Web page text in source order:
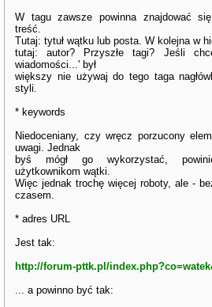
W tagu zawsze powinna znajdować
treść.
Tutaj: tytuł wątku lub posta. W kolejna w
tutaj: autor? Przyszłe tagi? Jeśli
wiadomości...' był
większy nie używaj do tego taga
styli.
* keywords
Niedoceniany, czy wręcz porzucony
uwagi. Jednak
byś mógł go wykorzystać,
użytkownikom wątki.
Więc jednak trochę więcej roboty, ale -
czasem.
* adres URL
Jest tak:
http://forum-pttk.pl/
... a powinno być tak: